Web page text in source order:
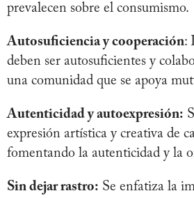
prevalecen sobre el consumismo.
Autosuficiencia y cooperación:
deben ser autosuficientes y
una comunidad que se apoya
Autenticidad y autoexpresión:
expresión artística y creativa de
fomentando la autenticidad y la
Sin dejar rastro: Se enfatiza la